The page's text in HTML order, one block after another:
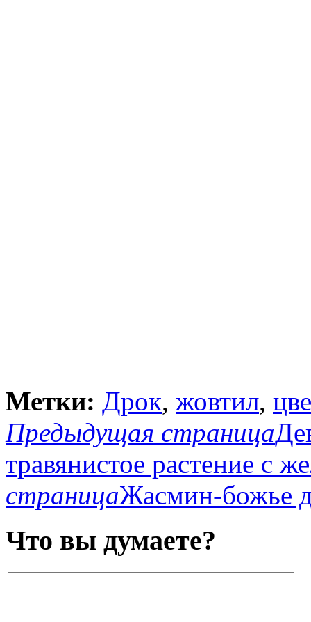
Метки: Дрок, жовтил,
Предыдущая страница
травянистое растение с
страницаЖасмин-божье
Что вы думаете?